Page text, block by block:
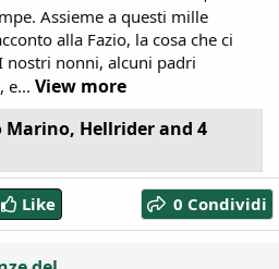
Assieme a questi mille
alla Fazio, la cosa che ci
nostri nonni, alcuni padri
e... View more
Marino, Hellriderand 4
Like 0 Condividi